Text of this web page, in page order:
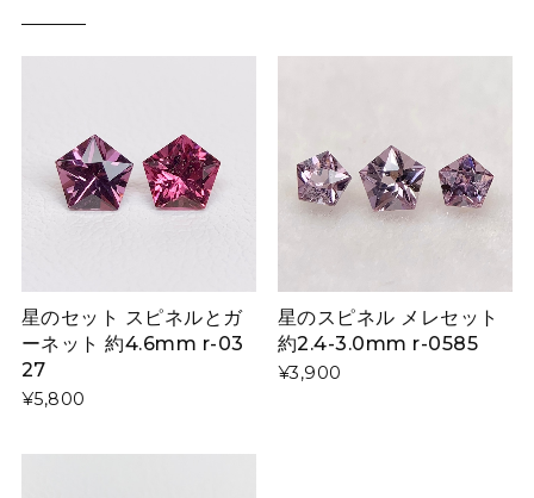
星のセット スピネルとガ
ーネット 約4.6mm r-03
27
¥5,800
星のスピネル メレセット
約2.4-3.0mm r-0585
¥3,900